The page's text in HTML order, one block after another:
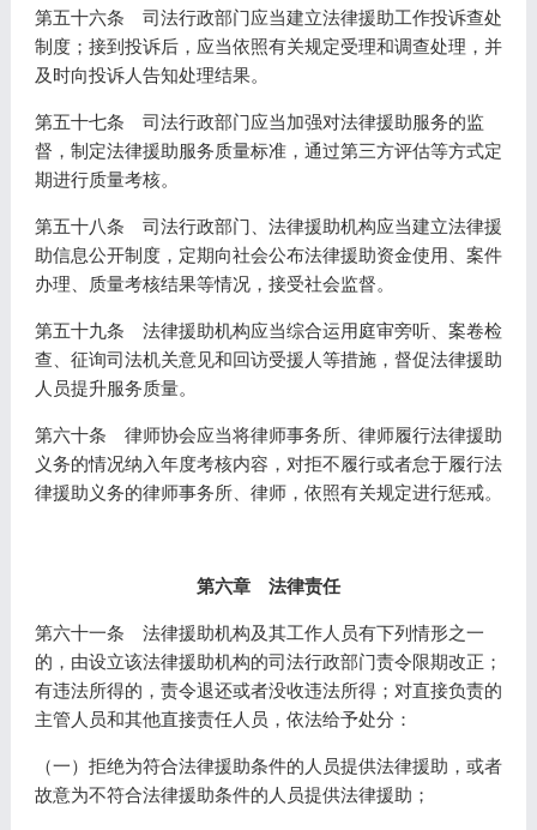
第五十六条 司法行政部门应当建立法律援助工作投诉查处
制度；接到投诉后，应当依照有关规定受理和调查处理，并
及时向投诉人告知处理结果。
第五十七条 司法行政部门应当加强对法律援助服务的监
督，制定法律援助服务质量标准，通过第三方评估等方式定
期进行质量考核。
第五十八条 司法行政部门、法律援助机构应当建立法律援
助信息公开制度，定期向社会公布法律援助资金使用、案件
办理、质量考核结果等情况，接受社会监督。
第五十九条 法律援助机构应当综合运用庭审旁听、案卷检
查、征询司法机关意见和回访受援人等措施，督促法律援助
人员提升服务质量。
第六十条 律师协会应当将律师事务所、律师履行法律援助
义务的情况纳入年度考核内容，对拒不履行或者怠于履行法
律援助义务的律师事务所、律师，依照有关规定进行惩戒。
第六章 法律责任
第六十一条 法律援助机构及其工作人员有下列情形之一
的，由设立该法律援助机构的司法行政部门责令限期改正；
有违法所得的，责令退还或者没收违法所得；对直接负责的
主管人员和其他直接责任人员，依法给予处分：
（一）拒绝为符合法律援助条件的人员提供法律援助，或者
故意为不符合法律援助条件的人员提供法律援助；